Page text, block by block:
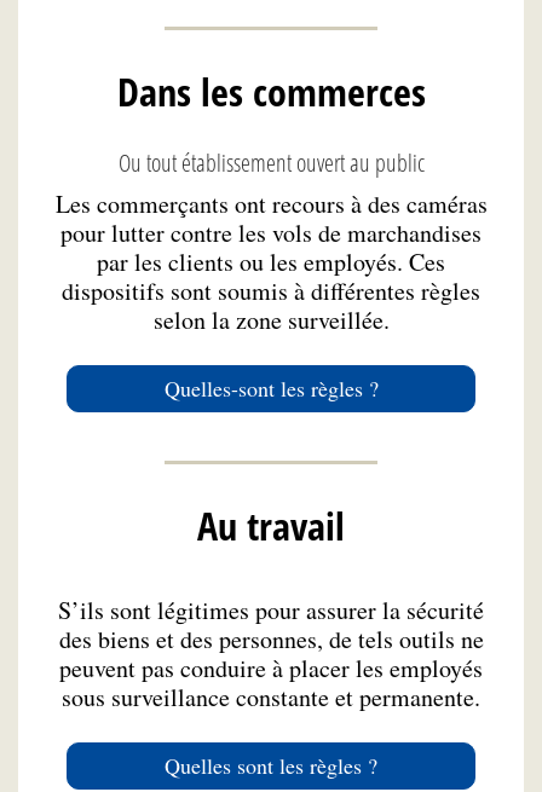
Dans les commerces
Ou tout établissement ouvert au public
Les commerçants ont recours à des caméras
pour lutter contre les vols de marchandises
par les clients ou les employés. Ces
dispositifs sont soumis à différentes règles
selon la zone surveillée.
Quelles-sont les règles ?
Au travail
S’ils sont légitimes pour assurer la sécurité
des biens et des personnes, de tels outils ne
peuvent pas conduire à placer les employés
sous surveillance constante et permanente.
Quelles sont les règles ?